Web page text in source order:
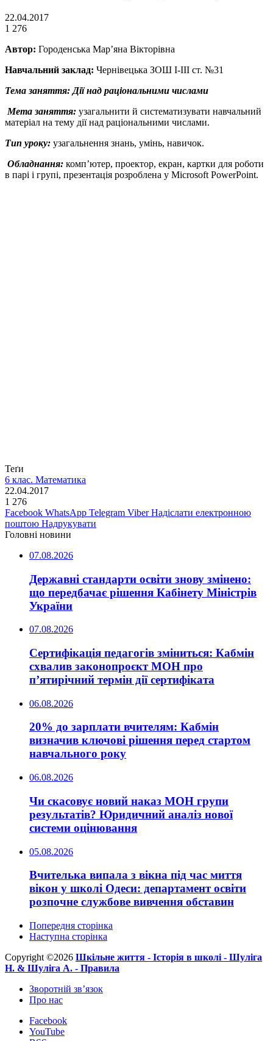
22.04.2017
1 276
Автор: Городенська Мар’яна Вікторівна
Навчальний заклад: Чернівецька ЗОШ І-ІІІ ст. №31
Тема заняття: Дії над раціональними числами
Мета заняття: узагальнити й систематизувати навчальний
матеріал на тему дії над раціональними числами.
Тип уроку: узагальнення знань, умінь, навичок.
Обладнання: комп’ютер, проектор, екран, картки для роботи
в парі і групі, презентація розроблена у Microsoft PowerPoint.
Теґи
6 клас. Математика
22.04.2017
1 276
Facebook WhatsApp Telegram Viber Надіслати електронною
поштою Надрукувати
Головні новини
07.08.2026
Державні стандарти освіти знову змінено:
що передбачає рішення Кабінету Міністрів
України
07.08.2026
Сертифікація педагогів зміниться: Кабмін
схвалив законопроєкт МОН про
п’ятирічний термін дії сертифіката
06.08.2026
20% до зарплати вчителям: Кабмін
визначив ключові рішення перед стартом
навчального року
06.08.2026
Чи скасовує новий наказ МОН групи
результатів? Юридичний аналіз нової
системи оцінювання
05.08.2026
Вчителька випала з вікна під час миття
вікон у школі Одеси: департамент освіти
розпочне службове вивчення обставин
Попередня сторінка
Наступна сторінка
Copyright ©2026 Шкільне життя - Історія в школі - Шуліга
Н. & Шуліга А. - Правила
Зворотній зв’язок
Про нас
Facebook
YouTube